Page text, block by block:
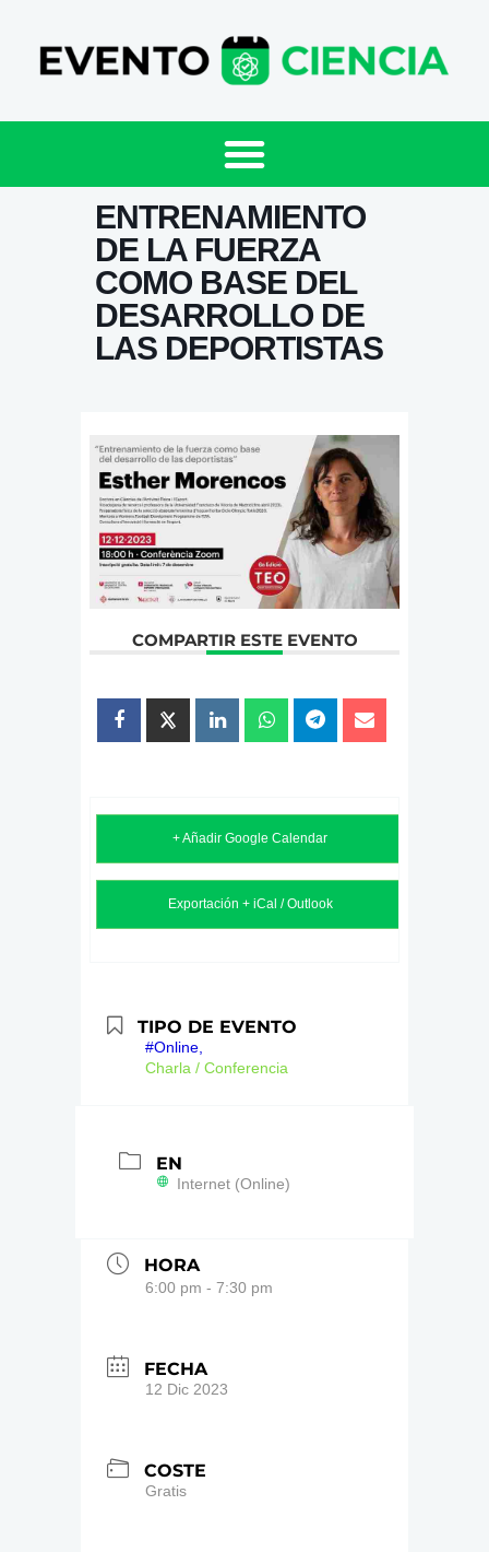
ENTRENAMIENTO
DE LA FUERZA
COMO BASE DEL
DESARROLLO DE
LAS DEPORTISTAS
COMPARTIR ESTE EVENTO
+ Añadir Google Calendar
Exportación + iCal / Outlook
TIPO DE EVENTO
#Online,
Charla / Conferencia
EN
Internet (Online)
HORA
6:00 pm - 7:30 pm
FECHA
12 Dic 2023
COSTE
Gratis